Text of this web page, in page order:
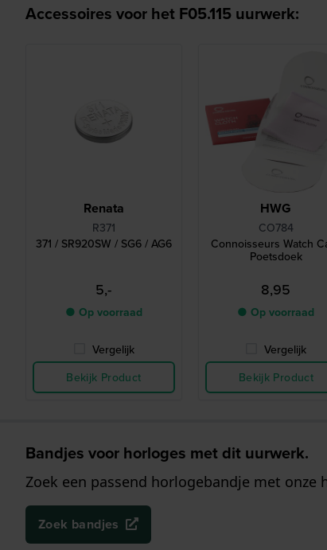
Accessoires voor het F05.115 uurwerk:
Renata
R371
371 / SR920SW / SG6 / AG6
5,-
● Op voorraad
Vergelijk
Bekijk Product
HWG
CO784
Connoisseurs Watch
Poetsdoek
8,95
● Op voorraad
Vergelijk
Bekijk Product
Bandjes voor horloges met dit uurwerk.
Zoek een passend horlogebandje met onze
Zoek bandjes